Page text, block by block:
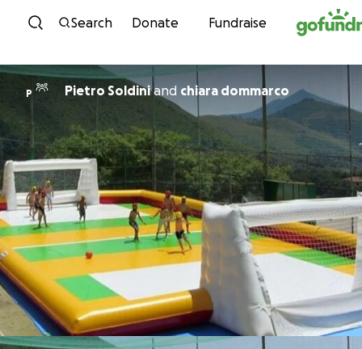
Skip to content
Search Donate Fundraise
P Pietro Soldiniand chiara dommarco